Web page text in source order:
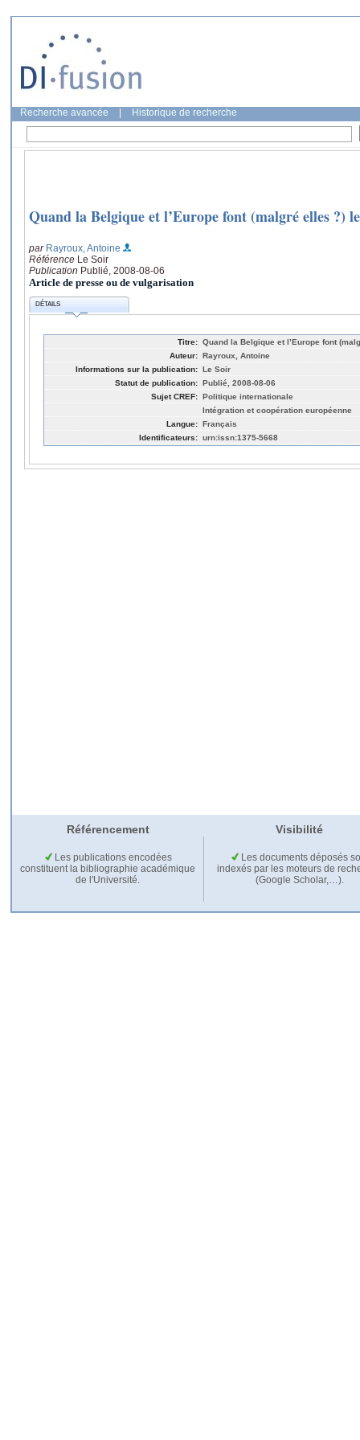
Recherche avancée Historique de recherche
Quand la Belgique et l’Europe font (malgré elles ?)
par Rayroux, Antoine
Référence Le Soir
Publication Publié, 2008-08-06
Article de presse ou de vulgarisation
DÉTAILS
Titre: Quand la Belgique et l’Europe font
Auteur: Rayroux, Antoine
Informations sur la publication: Le Soir
Statut de publication: Publié, 2008-08-06
Sujet CREF: Politique internationale
Intégration et coopération européenne
Langue: Français
Identificateurs: urn:issn:1375-5668
Référencement Visibilité
Les publications encodées
constituent la bibliographie académique
de l'Université.
Les documents déposés
indexés par les moteurs de
(Google Scholar,…).